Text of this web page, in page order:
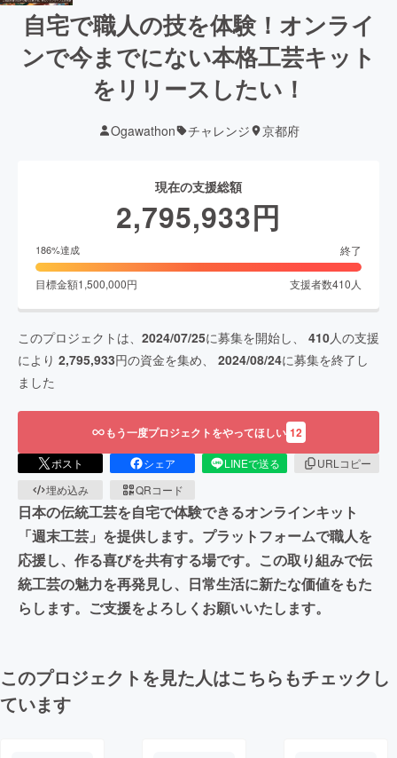
自宅で職人の技を体験！オンライ
ンで今までにない本格工芸キット
をリリースしたい！
Ogawathon チャレンジ 京都府
現在の支援総額
2,795,933円
186%達成 終了
目標金額1,500,000円 支援者数410 人
このプロジェクトは、 2024/07/25に募集を開始し、 410人の支援
により 2,795,933円の資金を集め、 2024/08/24に募集を終了し
ました
もう一度プロジェクトをやってほしい 12
ポスト シェア LINEで送る
URLコピー
埋め込み
QRコード
日本の伝統工芸を自宅で体験できるオンラインキット
「週末工芸」を提供します。プラットフォームで職人を
応援し、作る喜びを共有する場です。この取り組みで伝
統工芸の魅力を再発見し、日常生活に新たな価値をもた
らします。ご支援をよろしくお願いいたします。
このプロジェクトを見た人はこちらもチェックし
ています